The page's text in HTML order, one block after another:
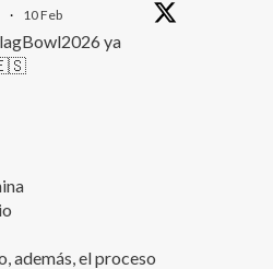
· 10 Feb
ya
además, el proceso